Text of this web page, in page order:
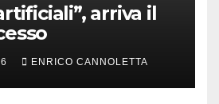
arriva il
ENRICO CANNOLETTA